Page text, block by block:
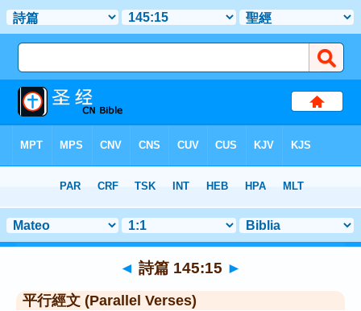
> 聖經金句 15
◄ 詩篇 145:15 ►
平行經文 (Parallel Verses)